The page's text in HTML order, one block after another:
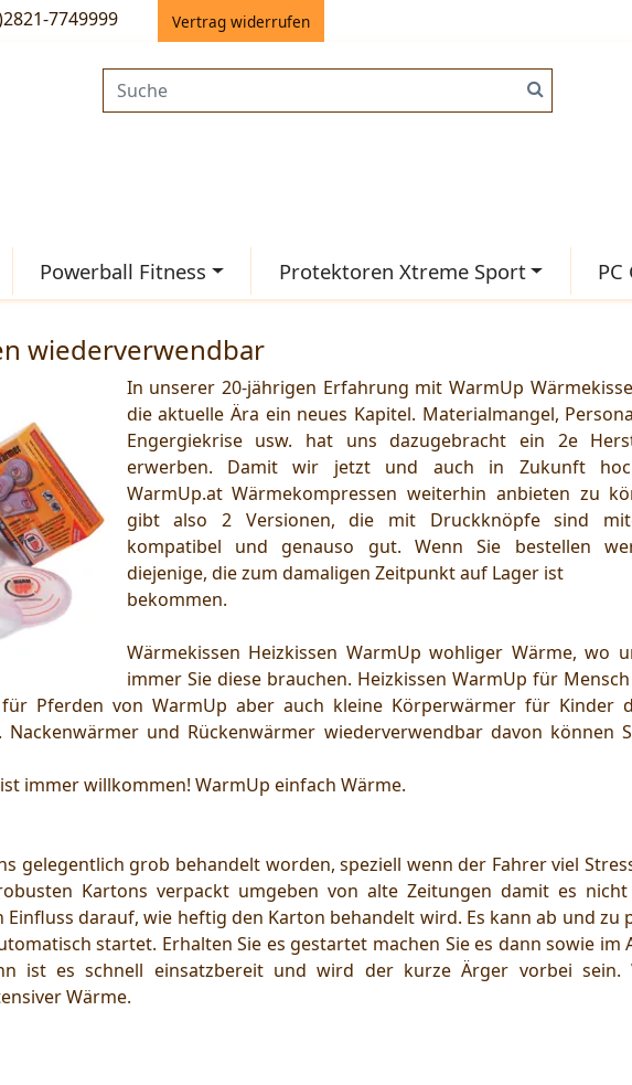
7749999 Vertrag widerrufen
Powerball Fitness Protektoren Xtreme Sport PC
wiederverwendbar
In unserer 20-jährigen Erfahrung mit WarmUp
die aktuelle Ära ein neues Kapitel. Materialmangel,
Engergiekrise usw. hat uns dazugebracht ein 2e
erwerben. Damit wir jetzt und auch in Zukunft
WarmUp.at Wärmekompressen weiterhin anbieten zu
gibt also 2 Versionen, die mit Druckknöpfe sind
kompatibel und genauso gut. Wenn Sie bestellen
diejenige, die zum damaligen Zeitpunkt auf Lager ist
bekommen.
Wärmekissen Heizkissen WarmUp wohliger Wärme, wo
immer Sie diese brauchen. Heizkissen WarmUp für
Pferden von WarmUp aber auch kleine Körperwärmer für Kinder
und Rückenwärmer wiederverwendbar davon können
immer willkommen! WarmUp einfach Wärme.
gelegentlich grob behandelt worden, speziell wenn der Fahrer viel
Kartons verpackt umgeben von alte Zeitungen damit es
darauf, wie heftig den Karton behandelt wird. Es kann ab und zu
startet. Erhalten Sie es gestartet machen Sie es dann sowie im
ist es schnell einsatzbereit und wird der kurze Ärger vorbei sein.
Wärme.